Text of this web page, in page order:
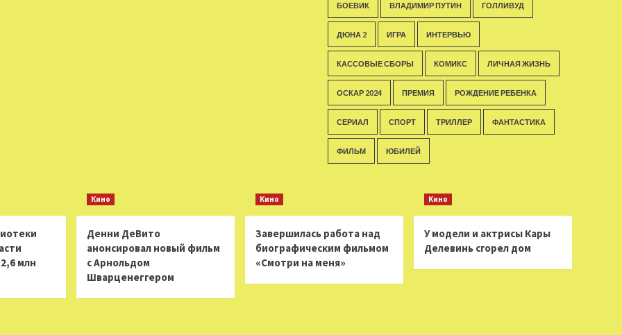
БОЕВИК ВЛАДИМИР ПУТИН ГОЛЛИВУД
ДЮНА 2 ИГРА ИНТЕРВЬЮ
КАССОВЫЕ СБОРЫ КОМИКС ЛИЧНАЯ ЖИЗНЬ
ОСКАР 2024 ПРЕМИЯ РОЖДЕНИЕ РЕБЕНКА
СЕРИАЛ СПОРТ ТРИЛЛЕР ФАНТАСТИКА
ФИЛЬМ ЮБИЛЕЙ
млн
Кино
Денни ДеВито
анонсировал новый фильм
с Арнольдом
Шварценеггером
Кино
Завершилась работа над
биографическим фильмом
«Смотри на меня»
Кино
У модели и актрисы Кары
Делевинь сгорел дом